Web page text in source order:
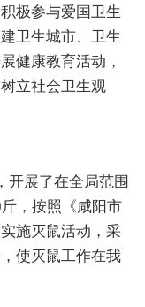
极参与爱国卫生
卫生城市、卫生
健康教育活动，
立社会卫生观
开展了在全局范围
，按照《咸阳市
施灭鼠活动，采
使灭鼠工作在我